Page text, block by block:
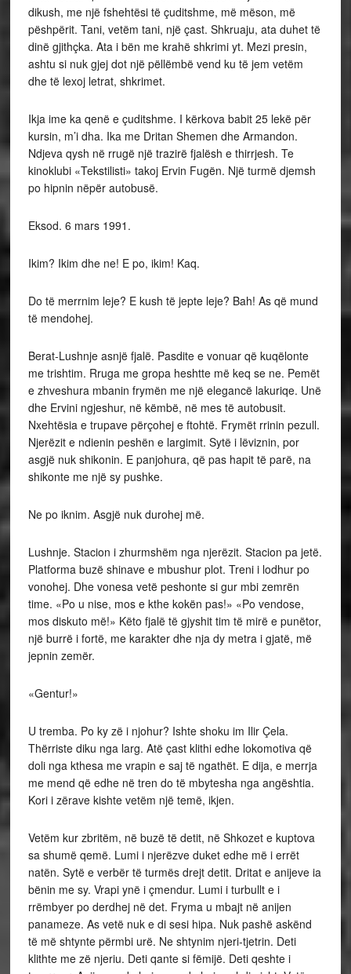
dikush, me një fshehtësi të çuditshme, më mëson, më
pëshpërit. Tani, vetëm tani, një çast. Shkruaju, ata duhet të
dinë gjithçka. Ata i bën me krahë shkrimi yt. Mezi presin,
ashtu si nuk gjej dot një pëllëmbë vend ku të jem vetëm
dhe të lexoj letrat, shkrimet.
Ikja ime ka qenë e çuditshme. I kërkova babit 25 lekë për
kursin, m’i dha. Ika me Dritan Shemen dhe Armandon.
Ndjeva qysh në rrugë një trazirë fjalësh e thirrjesh. Te
kinoklubi «Tekstilisti» takoj Ervin Fugën. Një turmë djemsh
po hipnin nëpër autobusë.
Eksod. 6 mars 1991.
Ikim? Ikim dhe ne! E po, ikim! Kaq.
Do të merrnim leje? E kush të jepte leje? Bah! As që mund
të mendohej.
Berat-Lushnje asnjë fjalë. Pasdite e vonuar që kuqëlonte
me trishtim. Rruga me gropa heshtte më keq se ne. Pemët
e zhveshura mbanin frymën me një elegancë lakuriqe. Unë
dhe Ervini ngjeshur, në këmbë, në mes të autobusit.
Nxehtësia e trupave përçohej e ftohtë. Frymët rrinin pezull.
Njerëzit e ndienin peshën e largimit. Sytë i lëviznin, por
asgjë nuk shikonin. E panjohura, që pas hapit të parë, na
shikonte me një sy pushke.
Ne po iknim. Asgjë nuk durohej më.
Lushnje. Stacion i zhurmshëm nga njerëzit. Sta­cion pa jetë.
Platforma buzë shinave e mbushur plot. Treni i lodhur po
vonohej. Dhe vonesa vetë peshonte si gur mbi zemrën
time. «Po u nise, mos e kthe kokën pas!» «Po vendose,
mos diskuto më!» Këto fjalë të gjyshit tim të mirë e punëtor,
një burrë i fortë, me karakter dhe nja dy metra i gjatë, më
jepnin zemër.
«Gentur!»
U tremba. Po ky zë i njohur? Ishte shoku im Ilir Çela.
Thërriste diku nga larg. Atë çast klithi edhe lokomotiva që
doli nga kthesa me vrapin e saj të ngathët. E dija, e merrja
me mend që edhe në tren do të mbytesha nga angështia.
Kori i zërave kishte vetëm një temë, ikjen.
Vetëm kur zbritëm, në buzë të detit, në Shkozet e kuptova
sa shumë qemë. Lumi i njerëzve duket edhe më i errët
natën. Sytë e verbër të turmës drejt detit. Dritat e anijeve ia
bënin me sy. Vrapi ynë i çmendur. Lumi i turbullt e i
rrëmbyer po derdhej në det. Fryma u mbajt në anijen
panameze. As vetë nuk e di sesi hipa. Nuk pashë askënd
të më shtynte përmbi urë. Ne shtynim njeri-tjetrin. Deti
klithte me zë njeriu. Deti qante si fëmijë. Deti qeshte i